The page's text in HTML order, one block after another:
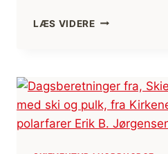
LÆS VIDEREKANO
STRØMMENDE
VAND,
AF
LADEFOGED